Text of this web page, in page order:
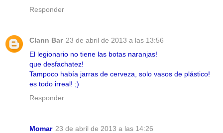
Responder
Clann Bar 23 de abril de 2013 a las 13:56
El legionario no tiene las botas naranjas!
que desfachatez!
Tampoco había jarras de cerveza, solo vasos de plástico!
es todo irreal! ;)
Responder
Momar 23 de abril de 2013 a las 14:26